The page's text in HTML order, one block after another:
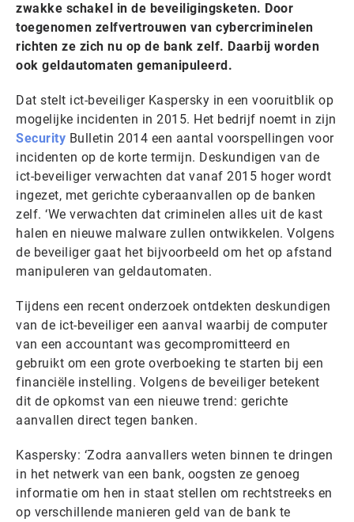
zwakke schakel in de beveiligingsketen. Door
toegenomen zelfvertrouwen van cybercriminelen
richten ze zich nu op de bank zelf. Daarbij worden
ook geldautomaten gemanipuleerd.
Dat stelt ict-beveiliger Kaspersky in een vooruitblik op
mogelijke incidenten in 2015. Het bedrijf noemt in zijn
Security Bulletin 2014 een aantal voorspellingen voor
incidenten op de korte termijn. Deskundigen van de
ict-beveiliger verwachten dat vanaf 2015 hoger wordt
ingezet, met gerichte cyberaanvallen op de banken
zelf. ‘We verwachten dat criminelen alles uit de kast
halen en nieuwe malware zullen ontwikkelen. Volgens
de beveiliger gaat het bijvoorbeeld om het op afstand
manipuleren van geldautomaten.
Tijdens een recent onderzoek ontdekten deskundigen
van de ict-beveiliger een aanval waarbij de computer
van een accountant was gecompromitteerd en
gebruikt om een grote overboeking te starten bij een
financiële instelling. Volgens de beveiliger betekent
dit de opkomst van een nieuwe trend: gerichte
aanvallen direct tegen banken.
Kaspersky: ‘Zodra aanvallers weten binnen te dringen
in het netwerk van een bank, oogsten ze genoeg
informatie om hen in staat stellen om rechtstreeks en
op verschillende manieren geld van de bank te